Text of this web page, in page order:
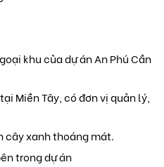
khu của dự án An Phú Cần
Miền Tây, có đơn vị quản lý,
cây xanh thoáng mát.
trong dự án